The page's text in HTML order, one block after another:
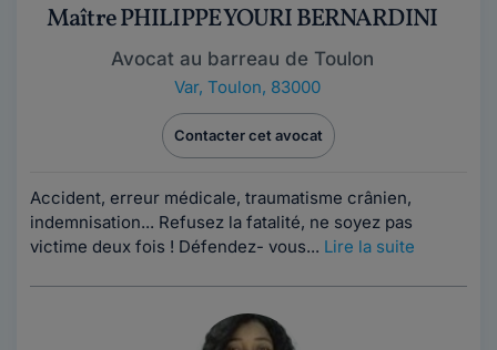
Maître PHILIPPE YOURI BERNARDINI
Avocat au barreau de Toulon
Var, Toulon, 83000
Contacter cet avocat
Accident, erreur médicale, traumatisme crânien,
indemnisation... Refusez la fatalité, ne soyez pas
victime deux fois ! Défendez- vous... Lire la suite